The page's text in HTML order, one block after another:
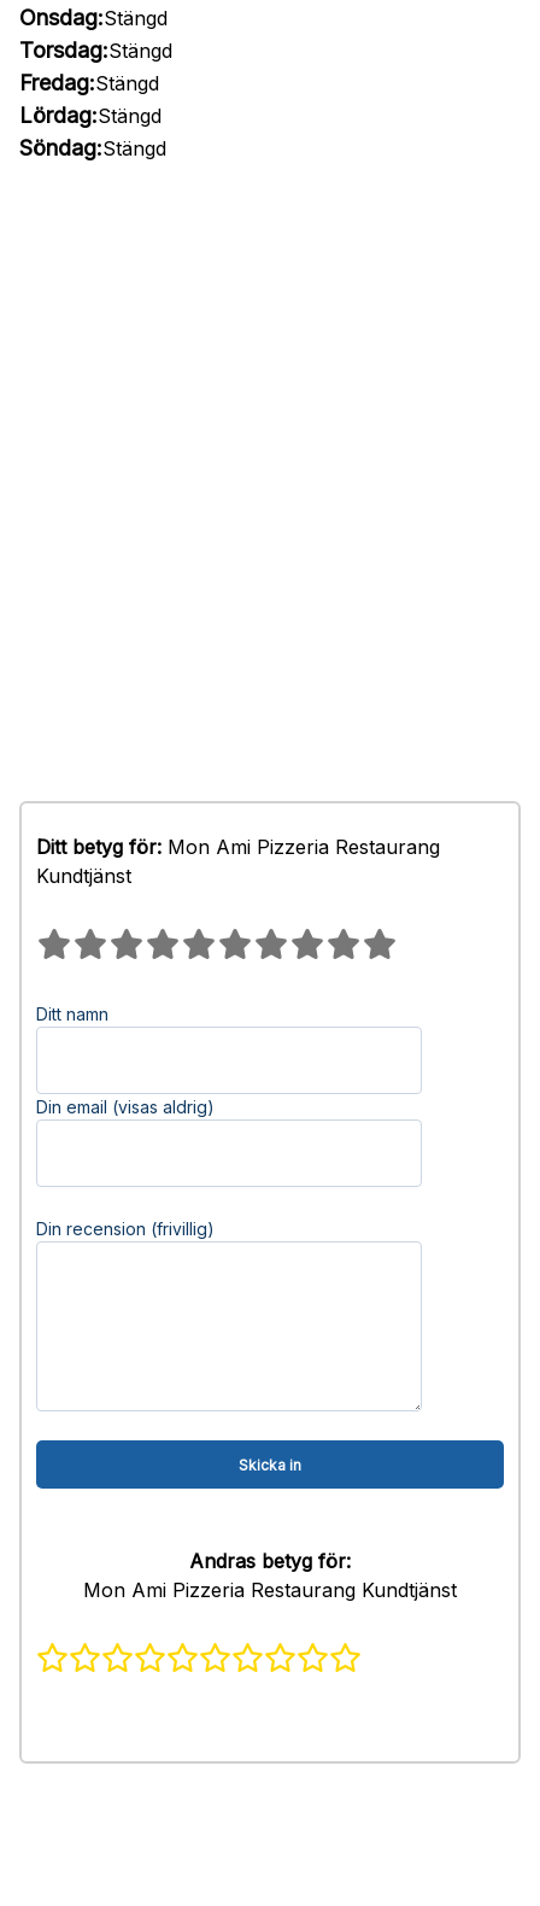
Onsdag:Stängd
Torsdag:Stängd
Fredag:Stängd
Lördag:Stängd
Söndag:Stängd
Ditt betyg för: Mon Ami Pizzeria Restaurang
Kundtjänst
Ditt namn
Din email (visas aldrig)
Din recension (frivillig)
Andras betyg för:
Mon Ami Pizzeria Restaurang Kundtjänst